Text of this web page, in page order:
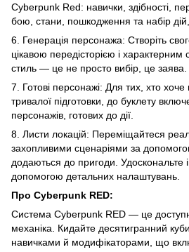
Cyberpunk Red: навички, здібності,
бою, стани, пошкодження та набір
6. Генерація персонажа: Створіть
цікавою передісторією і
стиль — це не просто вибір, це заява.
7. Готові персонажі: Для тих, хто
тривалої підготовки, до буклету
персонажів, готових до дії.
8. Листи локацій: Переміщайтеся
захопливими сценаріями за
додаються до пригоди. Удоскональте
допомогою детальних налаштувань.
Про Cyberpunk RED:
Система Cyberpunk RED — це
механіка. Кидайте десятигранний
навичками й модифікаторами, що